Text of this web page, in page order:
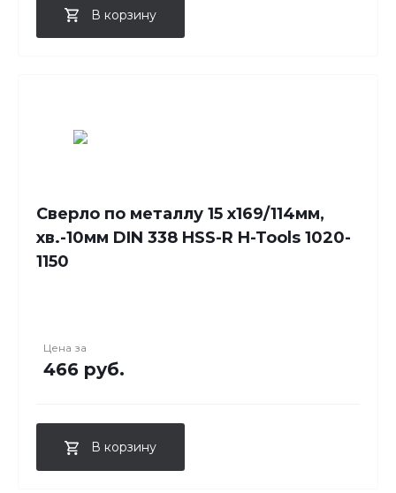
В корзину
Сверло по металлу 15 x169/114мм,
хв.-10мм DIN 338 HSS-R H-Tools 1020-
1150
Цена за
466 руб.
В корзину